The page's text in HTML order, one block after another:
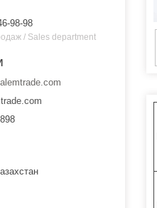
98-98
/ Sales department